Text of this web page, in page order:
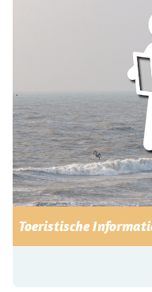
Toeristische